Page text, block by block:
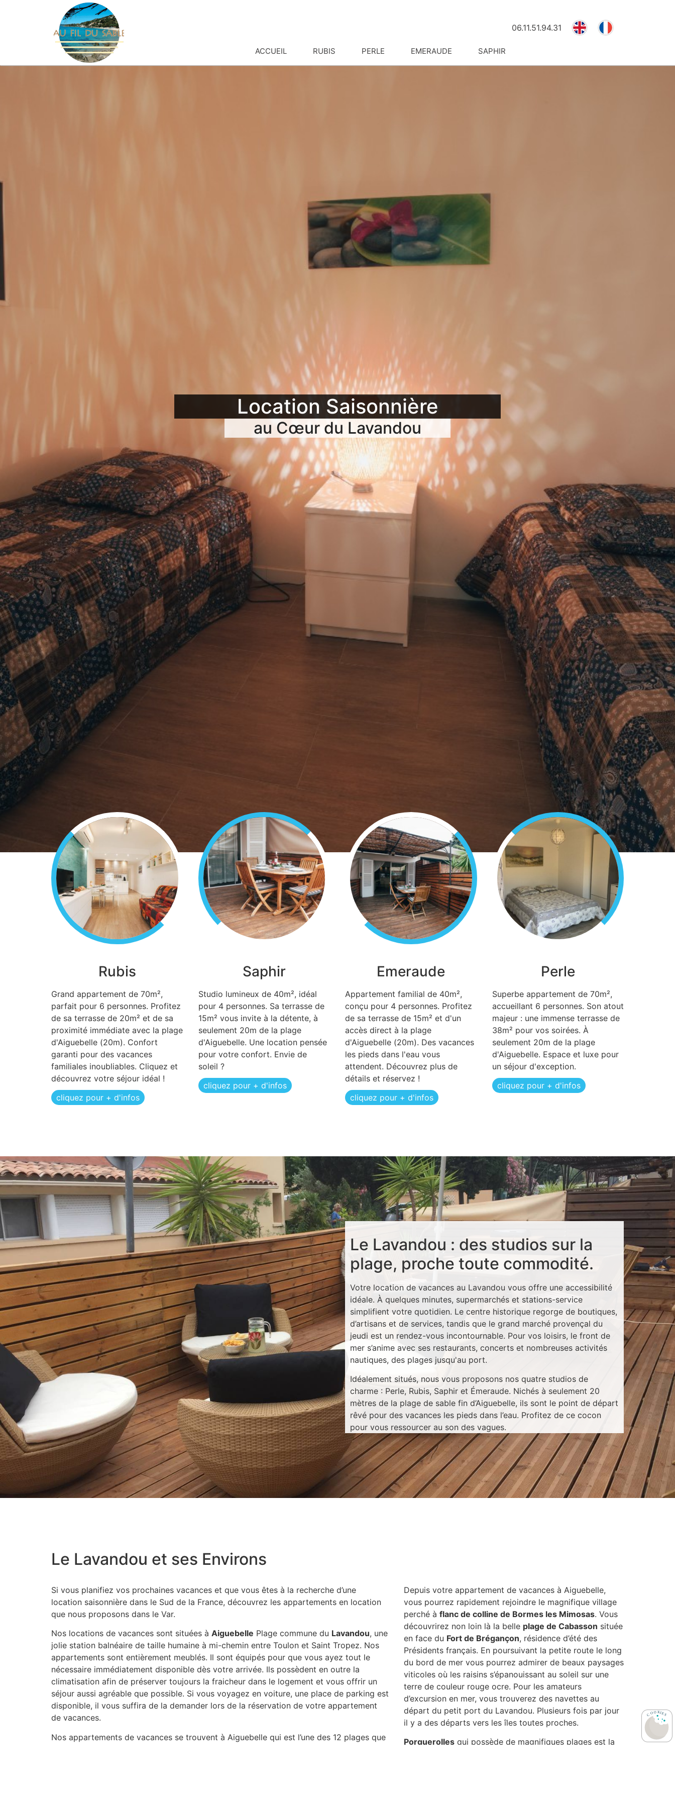
Panneau de gestion des cookies
06.11.51.94.31
ACCUEIL RUBIS PERLE EMERAUDE SAPHIR
Location Saisonnière
au Cœur du Lavandou
Rubis
Grand appartement de 70m²,
parfait pour 6 personnes. Profitez
de sa terrasse de 20m² et de sa
proximité immédiate avec la plage
d'Aiguebelle (20m). Confort
garanti pour des vacances
familiales inoubliables. Cliquez et
découvrez votre séjour idéal !
cliquez pour + d'infos
Saphir
Studio lumineux de 40m², idéal
pour 4 personnes. Sa terrasse de
15m² vous invite à la détente, à
seulement 20m de la plage
d'Aiguebelle. Une location pensée
pour votre confort. Envie de
soleil ?
cliquez pour + d'infos
Emeraude
Appartement familial de 40m²,
conçu pour 4 personnes. Profitez
de sa terrasse de 15m² et d'un
accès direct à la plage
d'Aiguebelle (20m). Des vacances
les pieds dans l'eau vous
attendent. Découvrez plus de
détails et réservez !
cliquez pour + d'infos
Perle
Superbe appartement de 70m²,
accueillant 6 personnes. Son atout
majeur : une immense terrasse de
38m² pour vos soirées. À
seulement 20m de la plage
d'Aiguebelle. Espace et luxe pour
un séjour d'exception.
cliquez pour + d'infos
Le Lavandou : des studios sur la
plage, proche toute commodité.
Votre location de vacances au Lavandou vous offre une accessibilité
idéale. À quelques minutes, supermarchés et stations-service
simplifient votre quotidien. Le centre historique regorge de boutiques,
d’artisans et de services, tandis que le grand marché provençal du
jeudi est un rendez-vous incontournable. Pour vos loisirs, le front de
mer s’anime avec ses restaurants, concerts et nombreuses activités
nautiques, des plages jusqu'au port.
Idéalement situés, nous vous proposons nos quatre studios de
charme : Perle, Rubis, Saphir et Émeraude. Nichés à seulement 20
mètres de la plage de sable fin d’Aiguebelle, ils sont le point de départ
rêvé pour des vacances les pieds dans l’eau. Profitez de ce cocon
pour vous ressourcer au son des vagues.
Le Lavandou et ses Environs
Si vous planifiez vos prochaines vacances et que vous êtes à la recherche d’une
location saisonnière dans le Sud de la France, découvrez les appartements en location
que nous proposons dans le Var.
Nos locations de vacances sont situées à Aiguebelle Plage commune du Lavandou, une
jolie station balnéaire de taille humaine à mi-chemin entre Toulon et Saint Tropez. Nos
appartements sont entièrement meublés. Il sont équipés pour que vous ayez tout le
nécessaire immédiatement disponible dès votre arrivée. Ils possèdent en outre la
climatisation afin de préserver toujours la fraicheur dans le logement et vous offrir un
séjour aussi agréable que possible. Si vous voyagez en voiture, une place de parking est
disponible, il vous suffira de la demander lors de la réservation de votre appartement
de vacances.
Nos appartements de vacances se trouvent à Aiguebelle qui est l’une des 12 plages que
Depuis votre appartement de vacances à Aiguebelle,
vous pourrez rapidement rejoindre le magnifique village
perché à flanc de colline de Bormes les Mimosas. Vous
découvrirez non loin là la belle plage de Cabasson située
en face du Fort de Brégançon, résidence d’été des
Présidents français. En poursuivant la petite route le long
du bord de mer vous pourrez admirer de beaux paysages
viticoles où les raisins s’épanouissant au soleil sur une
terre de couleur rouge ocre. Pour les amateurs
d’excursion en mer, vous trouverez des navettes au
départ du petit port du Lavandou. Plusieurs fois par jour
il y a des départs vers les îles toutes proches.
Porquerolles qui possède de magnifiques plages est la